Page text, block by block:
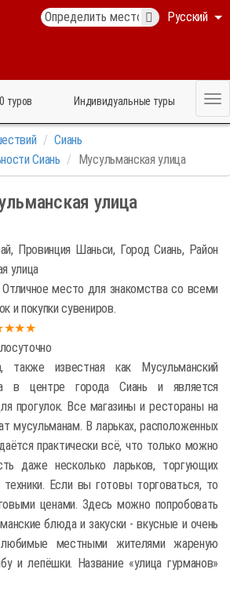
Русский
туров Индивидуальные туры
Сиань
Сиань
Мусульманская улица
улица
Провинция Шаньси, Город Сиань, Район
улица
Отличное место для знакомства со всеми
и покупки сувениров.
также известная как Мусульманский
в центре города Сиань и является
прогулок. Все магазины и рестораны на
мусульманам. В ларьках, расположенных
практически всё, что только можно
даже несколько ларьков, торгующих
техники. Если вы готовы торговаться, то
ценами. Здесь можно попробовать
блюда и закуски - вкусные и очень
местными жителями жареную
и лепёшки. Название «улица гурманов»